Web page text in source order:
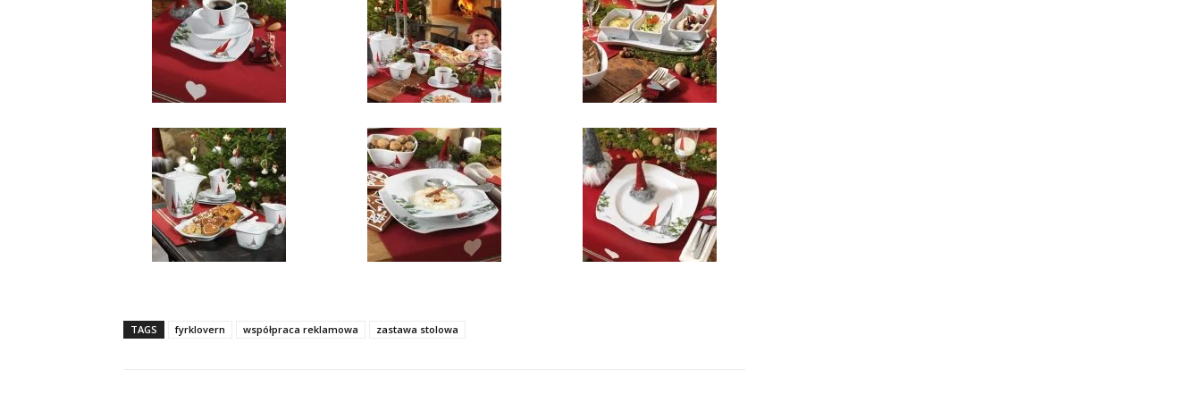
TAGS fyrklovern współpraca reklamowa zastawa stolowa